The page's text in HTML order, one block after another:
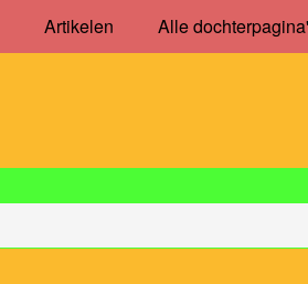
Artikelen Alle